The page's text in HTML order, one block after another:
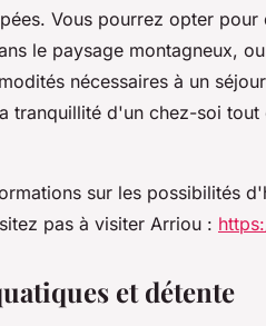
Vous pourrez opter pour
le paysage montagneux,
nécessaires à un
tranquillité d'un chez-soi
sur les possibilités
pas à visiter Arriou :
et détente